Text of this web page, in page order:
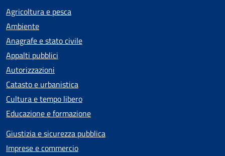
Agricoltura e pesca
Ambiente
Anagrafe e stato civile
Appalti pubblici
Autorizzazioni
Catasto e urbanistica
Cultura e tempo libero
Educazione e formazione
Giustizia e sicurezza pubblica
Imprese e commercio